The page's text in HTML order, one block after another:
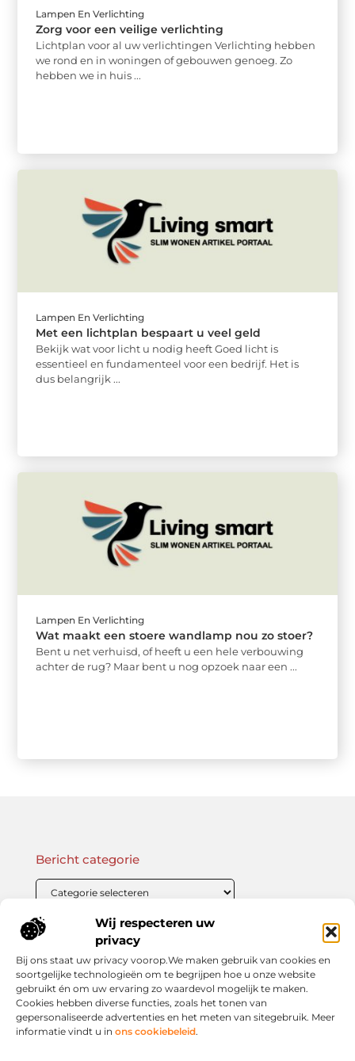
Wij respecteren uw
privacy
Bij ons staat uw privacy voorop.We maken gebruik van cookies en
soortgelijke technologieën om te begrijpen hoe u onze website
gebruikt én om uw ervaring zo waardevol mogelijk te maken.
Cookies hebben diverse functies, zoals het tonen van
gepersonaliseerde advertenties en het meten van sitegebruik. Meer
informatie vindt u in ons cookiebeleid.
Lampen En Verlichting
Zorg voor een veilige verlichting
Lichtplan voor al uw verlichtingen Verlichting hebben
we rond en in woningen of gebouwen genoeg. Zo
hebben we in huis ...
Lampen En Verlichting
Met een lichtplan bespaart u veel geld
Bekijk wat voor licht u nodig heeft Goed licht is
essentieel en fundamenteel voor een bedrijf. Het is
dus belangrijk ...
Lampen En Verlichting
Wat maakt een stoere wandlamp nou zo stoer?
Bent u net verhuisd, of heeft u een hele verbouwing
achter de rug? Maar bent u nog opzoek naar een ...
Onze informatie
Bericht categorie